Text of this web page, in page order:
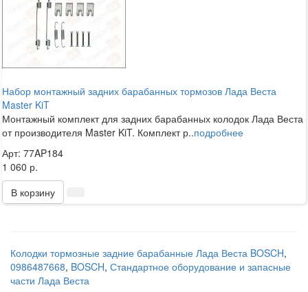
Набор монтажный задних барабанных тормозов Лада Веста
Master KiT
Монтажный комплект для задних барабанных колодок Лада Веста
от производителя Master KiT. Комплект р..подробнее
Арт: 77AP184
1 060 р.
В корзину
Колодки тормозные задние барабанные Лада Веста BOSCH,
0986487668, BOSCH, Стандартное оборудование и запасные
части Лада Веста